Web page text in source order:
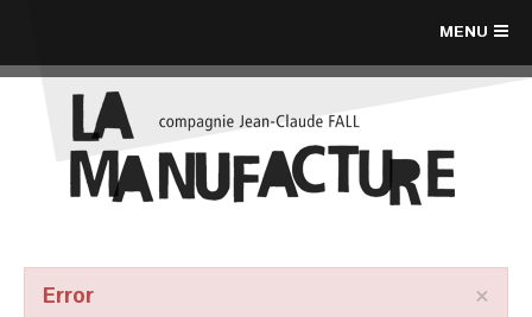
MENU
×
Error